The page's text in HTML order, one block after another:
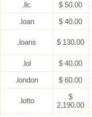
.llc
$ 50.00
.loan
$ 40.00
.loans $ 130.00
.lol
$ 40.00
.london
$ 60.00
.lotto
$
2,190.00